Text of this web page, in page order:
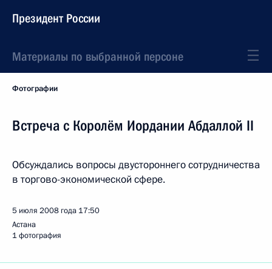
Президент России
Материалы по выбранной персоне
Фотографии
Встреча с Королём Иордании Абдаллой II
Обсуждались вопросы двустороннего сотрудничества
в торгово-экономической сфере.
5 июля 2008 года 17:50
Астана
1 фотография